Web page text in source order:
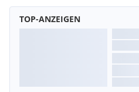
TOP-ANZEIGEN